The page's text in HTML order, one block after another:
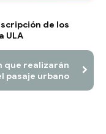
de los
ULA
que realizarán
pasaje urbano